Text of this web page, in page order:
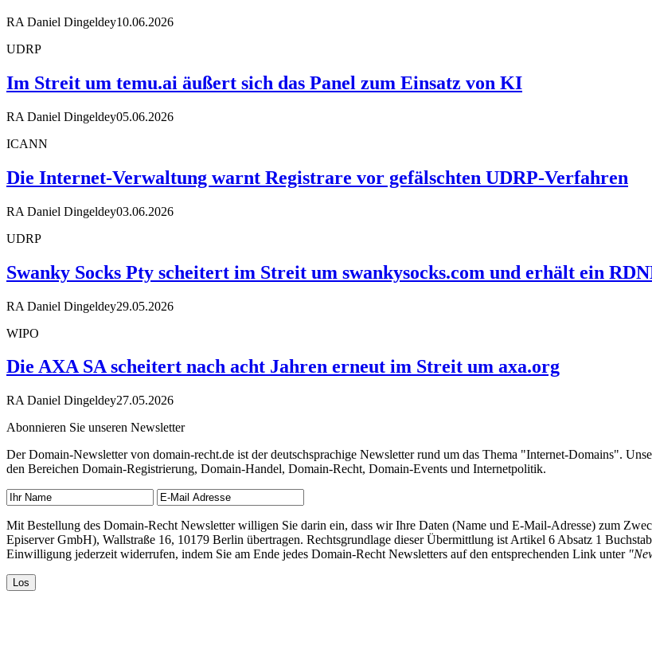
RA Daniel Dingeldey10.06.2026
UDRP
Im Streit um temu.ai äußert sich das Panel zum Einsatz von KI
RA Daniel Dingeldey05.06.2026
ICANN
Die Internet-Verwaltung warnt Registrare vor gefälschten UDRP-Verfahren
RA Daniel Dingeldey03.06.2026
UDRP
Swanky Socks Pty scheitert im Streit um swankysocks.com und erhält ein
RA Daniel Dingeldey29.05.2026
WIPO
Die AXA SA scheitert nach acht Jahren erneut im Streit um axa.org
RA Daniel Dingeldey27.05.2026
Abonnieren Sie unseren Newsletter
Der Domain-Newsletter von domain-recht.de ist der deutschsprachige Newsletter rund um das Thema "Internet-Domains".
den Bereichen Domain-Registrierung, Domain-Handel, Domain-Recht, Domain-Events und Internetpolitik.
Mit Bestellung des Domain-Recht Newsletter willigen Sie darin ein, dass wir Ihre Daten (Name und E-Mail-Adresse) zum
Episerver GmbH), Wallstraße 16, 10179 Berlin übertragen. Rechtsgrundlage dieser Übermittlung ist Artikel 6 Absatz 1
Einwilligung jederzeit widerrufen, indem Sie am Ende jedes Domain-Recht Newsletters auf den entsprechenden Link unter